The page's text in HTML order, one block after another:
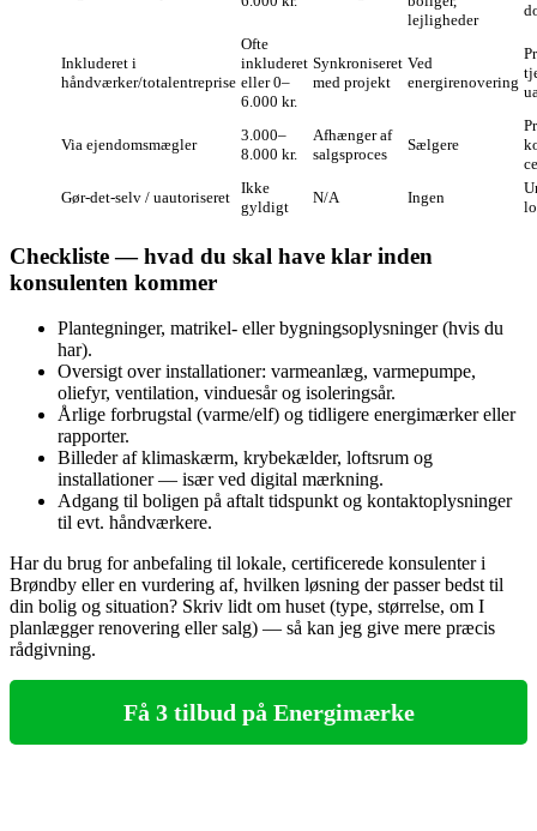
lejligheder
Inkluderet i
håndværker/totalentreprise
Ofte
inkluderet
eller 0–
6.000 kr.
Synkroniseret
med projekt
Ved
energirenovering
Via ejendomsmægler
3.000–
8.000 kr.
Afhænger af
salgsproces
Sælgere
Gør‑det‑selv / uautoriseret
Ikke
gyldigt
N/A Ingen
Checkliste — hvad du skal have klar inden
konsulenten kommer
Plantegninger, matrikel- eller bygningsoplysninger (hvis du
har).
Oversigt over installationer: varmeanlæg, varmepumpe,
oliefyr, ventilation, vinduesår og isoleringsår.
Årlige forbrugstal (varme/elf) og tidligere energimærker eller
rapporter.
Billeder af klimaskærm, krybekælder, loftsrum og
installationer — især ved digital mærkning.
Adgang til boligen på aftalt tidspunkt og kontaktoplysninger
til evt. håndværkere.
Har du brug for anbefaling til lokale, certificerede konsulenter i
Brøndby eller en vurdering af, hvilken løsning der passer bedst til
din bolig og situation? Skriv lidt om huset (type, størrelse, om I
planlægger renovering eller salg) — så kan jeg give mere præcis
rådgivning.
Få 3 tilbud på Energimærke